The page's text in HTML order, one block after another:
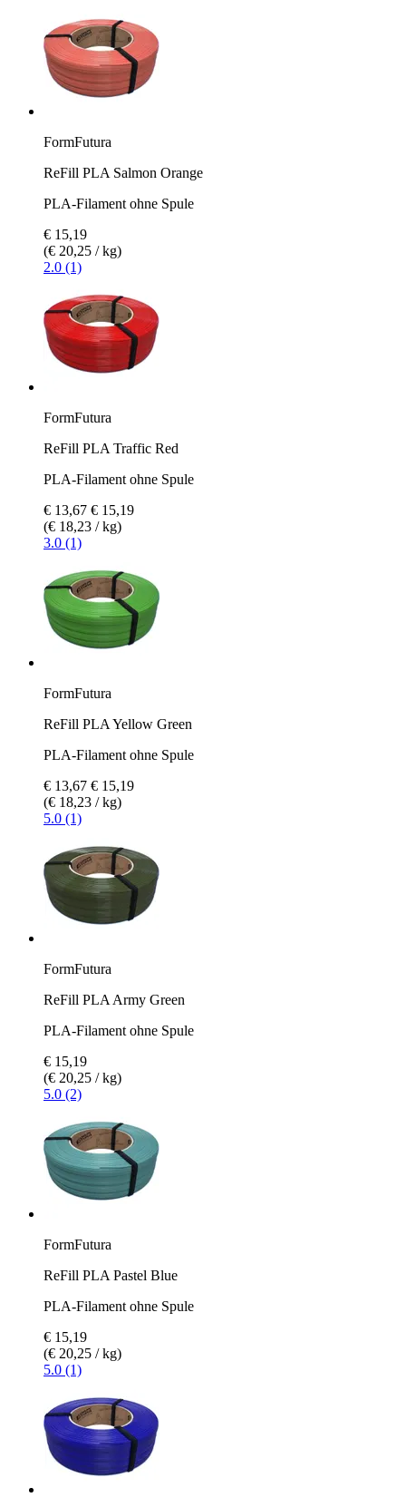
FormFutura
ReFill PLA Salmon Orange
PLA-Filament ohne Spule
€ 15,19
(€ 20,25 / kg)
2.0 (1)
FormFutura
ReFill PLA Traffic Red
PLA-Filament ohne Spule
€ 13,67 € 15,19
(€ 18,23 / kg)
3.0 (1)
FormFutura
ReFill PLA Yellow Green
PLA-Filament ohne Spule
€ 13,67 € 15,19
(€ 18,23 / kg)
5.0 (1)
FormFutura
ReFill PLA Army Green
PLA-Filament ohne Spule
€ 15,19
(€ 20,25 / kg)
5.0 (2)
FormFutura
ReFill PLA Pastel Blue
PLA-Filament ohne Spule
€ 15,19
(€ 20,25 / kg)
5.0 (1)